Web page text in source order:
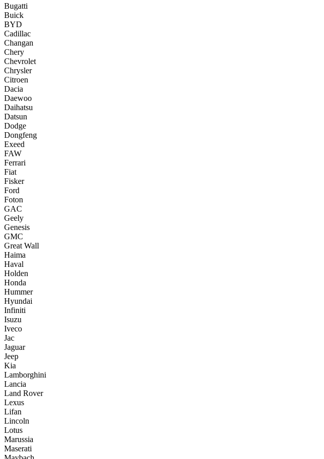
Bugatti
Buick
BYD
Cadillac
Changan
Chery
Chevrolet
Chrysler
Citroen
Dacia
Daewoo
Daihatsu
Datsun
Dodge
Dongfeng
Exeed
FAW
Ferrari
Fiat
Fisker
Ford
Foton
GAC
Geely
Genesis
GMC
Great Wall
Haima
Haval
Holden
Honda
Hummer
Hyundai
Infiniti
Isuzu
Iveco
Jac
Jaguar
Jeep
Kia
Lamborghini
Lancia
Land Rover
Lexus
Lifan
Lincoln
Lotus
Marussia
Maserati